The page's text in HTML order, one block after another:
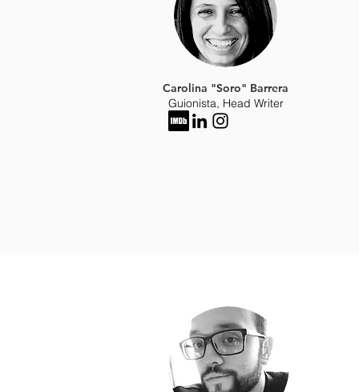
Carolina "Soro" Barrera
Guionista, Head Writer